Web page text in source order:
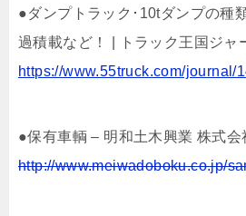
●ダンプトラック･10tダンプの種
過積載など！ | トラック王国ジャ
https://www.55truck.com/journal/
●保有車輌 – 明和土木興業 株式会
http://www.meiwadoboku.co.jp/